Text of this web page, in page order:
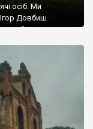
осіб. Ми
Довбиш
садиби ми на жаль
Щербія.